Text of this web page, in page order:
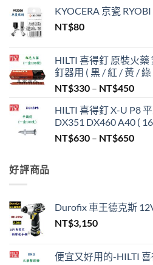
KYOCERA 京瓷
NT$80
HILTI 喜得釘 原裝火
釘器用 ( 黑 / 紅 / 黃 / 綠
NT$330 – NT$450價
範
圍：
HILTI 喜得釘 X-U P8
DX351 DX460 A40 (
NT$630 – NT$650價
到
好評商品
Durofix 車王德克斯
NT$3,150
便宜又好用的-HILTI